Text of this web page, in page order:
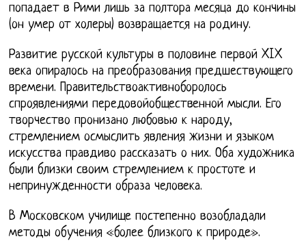
попадает в Рими лишь за полтора месяца до кончины
(он умер от холеры) возвращается на родину.
Развитие русской культуры в половине первой XIX
века опиралось на преобразования предшествующего
времени. Правительствоактивноборолось
спроявлениями передовойобщественной мысли. Его
творчество пронизано любовью к народу,
стремлением осмыслить явления жизни и языком
искусства правдиво рассказать о них. Оба художника
были близки своим стремлением к простоте и
непринужденности образа человека.
В Московском училище постепенно возобладали
методы обучения «более близкого к природе».